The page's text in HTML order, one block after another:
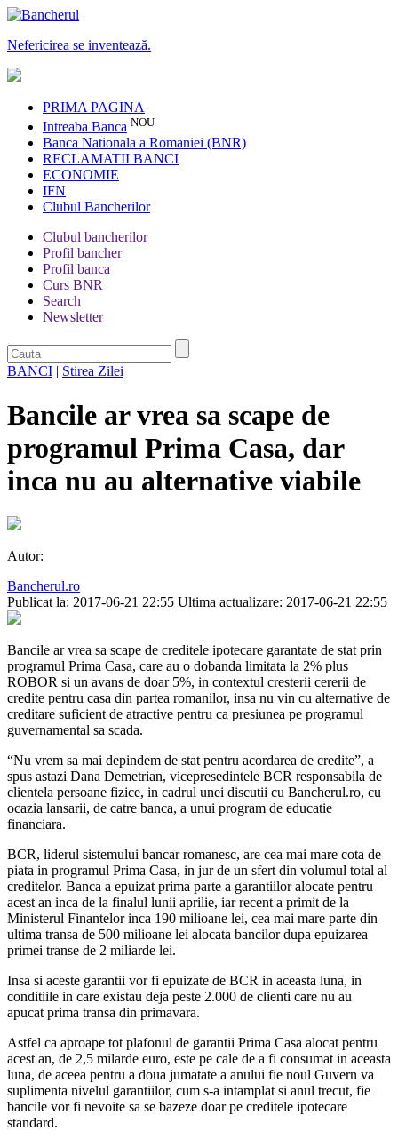
Nefericirea se inventează.
PRIMA PAGINA
Intreaba Banca NOU
Banca Nationala a Romaniei (BNR)
RECLAMATII BANCI
ECONOMIE
IFN
Clubul Bancherilor
Clubul bancherilor
Profil bancher
Profil banca
Curs BNR
Search
Newsletter
BANCI | Stirea Zilei
Bancile ar vrea sa scape de
programul Prima Casa, dar
inca nu au alternative viabile
Autor:
Bancherul.ro
Publicat la: 2017-06-21 22:55 Ultima actualizare: 2017-06-21 22:55
Bancile ar vrea sa scape de creditele ipotecare garantate de stat prin
programul Prima Casa, care au o dobanda limitata la 2% plus
ROBOR si un avans de doar 5%, in contextul cresterii cererii de
credite pentru casa din partea romanilor, insa nu vin cu alternative de
creditare suficient de atractive pentru ca presiunea pe programul
guvernamental sa scada.
“Nu vrem sa mai depindem de stat pentru acordarea de credite”, a
spus astazi Dana Demetrian, vicepresedintele BCR responsabila de
clientela persoane fizice, in cadrul unei discutii cu Bancherul.ro, cu
ocazia lansarii, de catre banca, a unui program de educatie
financiara.
BCR, liderul sistemului bancar romanesc, are cea mai mare cota de
piata in programul Prima Casa, in jur de un sfert din volumul total al
creditelor. Banca a epuizat prima parte a garantiilor alocate pentru
acest an inca de la finalul lunii aprilie, iar recent a primit de la
Ministerul Finantelor inca 190 milioane lei, cea mai mare parte din
ultima transa de 500 milioane lei alocata bancilor dupa epuizarea
primei transe de 2 miliarde lei.
Insa si aceste garantii vor fi epuizate de BCR in aceasta luna, in
conditiile in care existau deja peste 2.000 de clienti care nu au
apucat prima transa din primavara.
Astfel ca aproape tot plafonul de garantii Prima Casa alocat pentru
acest an, de 2,5 milarde euro, este pe cale de a fi consumat in aceasta
luna, de aceea pentru a doua jumatate a anului fie noul Guvern va
suplimenta nivelul garantiilor, cum s-a intamplat si anul trecut, fie
bancile vor fi nevoite sa se bazeze doar pe creditele ipotecare
standard.